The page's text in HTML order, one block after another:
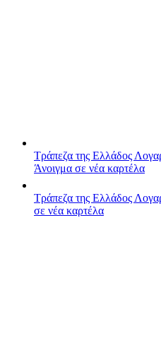
Τράπεζα της Ελλάδος
Άνοιγμα σε νέα καρτέλα
Τράπεζα της Ελλάδος
σε νέα καρτέλα